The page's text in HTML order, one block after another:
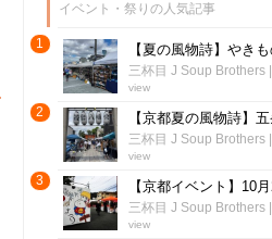
イベント・祭りの人気記事
1
三杯目 J Soup Brothers|
view
2
三杯目 J Soup Brothers|
view
3
三杯目 J Soup Brothers|
view